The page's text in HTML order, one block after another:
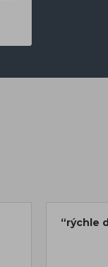
“rýchle